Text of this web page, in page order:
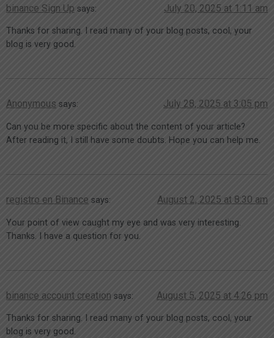
binance Sign Up says: July 20, 2025 at 1:11 am
Thanks for sharing. I read many of your blog posts, cool, your
blog is very good.
Anonymous says: July 28, 2025 at 3:05 pm
Can you be more specific about the content of your article?
After reading it, I still have some doubts. Hope you can help me.
registro en Binance says: August 2, 2025 at 8:30 am
Your point of view caught my eye and was very interesting.
Thanks. I have a question for you.
binance account creation says: August 5, 2025 at 4:26 pm
Thanks for sharing. I read many of your blog posts, cool, your
blog is very good.